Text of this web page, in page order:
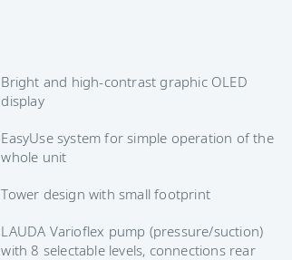
Bright and high-contrast graphic OLED
display
EasyUse system for simple operation of the
whole unit
Tower design with small footprint
LAUDA Varioflex pump (pressure/suction)
with 8 selectable levels, connections rear